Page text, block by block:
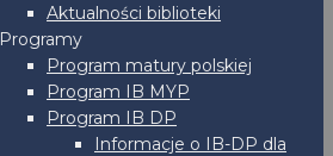
Aktualności biblioteki
Programy
Program matury polskiej
Program IB MYP
Program IB DP
Informacje o IB-DP dla